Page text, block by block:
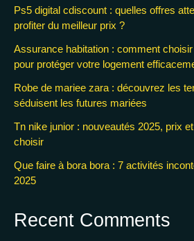
Ps5 digital cdiscount : quelles offres
profiter du meilleur prix ?
Assurance habitation : comment
pour protéger votre logement
Robe de mariee zara : découvrez les
séduisent les futures mariées
Tn nike junior : nouveautés 2025, prix
choisir
Que faire à bora bora : 7 activités
2025
Recent Comments